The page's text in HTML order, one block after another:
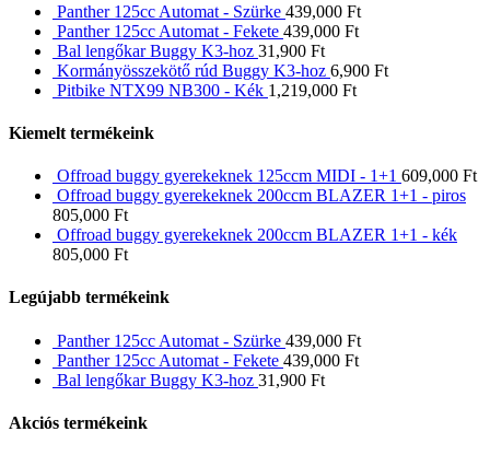
Panther 125cc Automat - Szürke 439,000 Ft
Panther 125cc Automat - Fekete 439,000 Ft
Bal lengőkar Buggy K3-hoz 31,900 Ft
Kormányösszekötő rúd Buggy K3-hoz 6,900 Ft
Pitbike NTX99 NB300 - Kék 1,219,000 Ft
Kiemelt termékeink
Offroad buggy gyerekeknek 125ccm MIDI - 1+1 609,000 Ft
Offroad buggy gyerekeknek 200ccm BLAZER 1+1 - piros
805,000 Ft
Offroad buggy gyerekeknek 200ccm BLAZER 1+1 - kék
805,000 Ft
Legújabb termékeink
Panther 125cc Automat - Szürke 439,000 Ft
Panther 125cc Automat - Fekete 439,000 Ft
Bal lengőkar Buggy K3-hoz 31,900 Ft
Akciós termékeink